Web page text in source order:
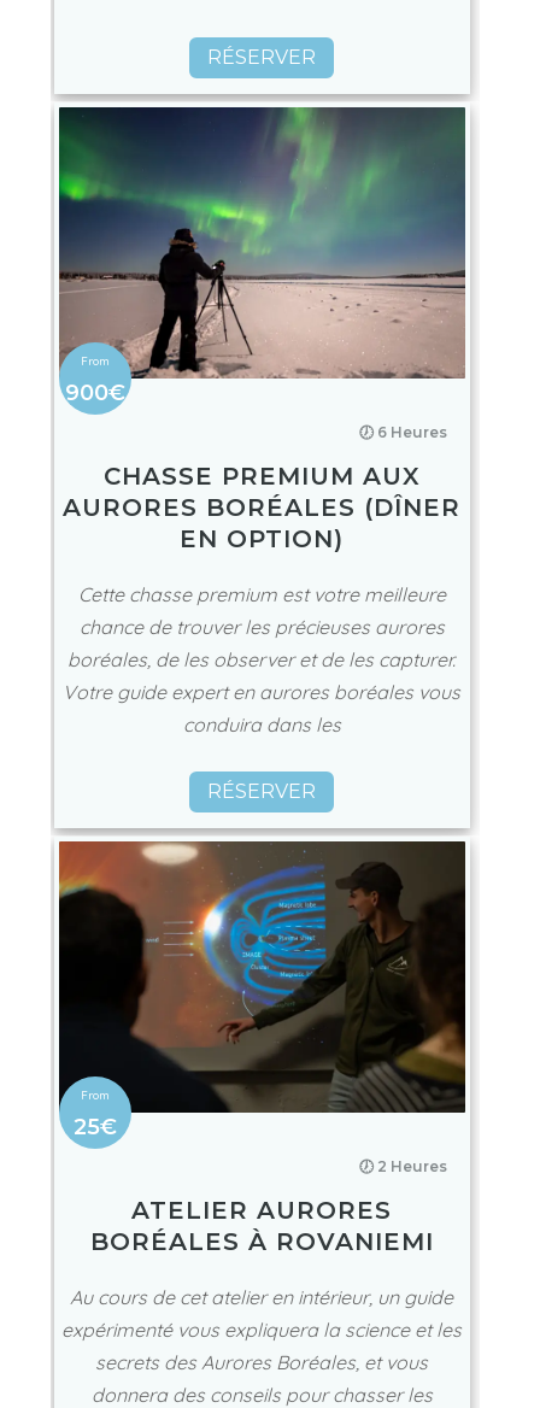
RÉSERVER
900€
🕖 6 Heures
CHASSE PREMIUM AUX
AURORES BORÉALES (DÎNER
EN OPTION)
Cette chasse premium est votre meilleure
chance de trouver les précieuses aurores
boréales, de les observer et de les capturer.
Votre guide expert en aurores boréales vous
conduira dans les
RÉSERVER
25€
🕖 2 Heures
ATELIER AURORES
BORÉALES À ROVANIEMI
Au cours de cet atelier en intérieur, un guide
expérimenté vous expliquera la science et les
secrets des Aurores Boréales, et vous
donnera des conseils pour chasser les